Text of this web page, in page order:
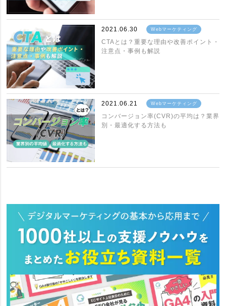
2021.06.30 Webマーケティング
CTAとは？重要な理由や改善ポイント・
注意点・事例も解説
2021.06.21 Webマーケティング
コンバージョン率(CVR)の平均は？業界
別・最適化する方法も